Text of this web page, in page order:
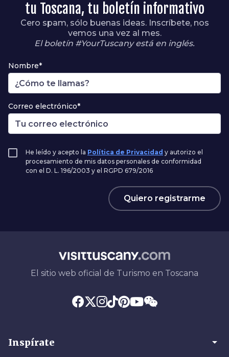
tu Toscana, tu boletín informativo
Cero spam, sólo buenas ideas. Inscríbete, nos
vemos una vez al mes.
El boletín #YourTuscany está en inglés.
Nombre*
Correo electrónico*
He leído y acepto la Política de Privacidad y autorizo el
procesamiento de mis datos personales de conformidad
con el D. L. 196/2003 y el RGPD 679/2016
Quiero registrarme
El sitio web oficial de Turismo en Toscana
Inspírate arrow_drop_down